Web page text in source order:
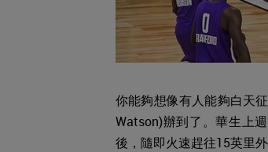
你能夠想像有人能夠白天
Watson)辦到了。華生上
後，隨即火速趕往15英里